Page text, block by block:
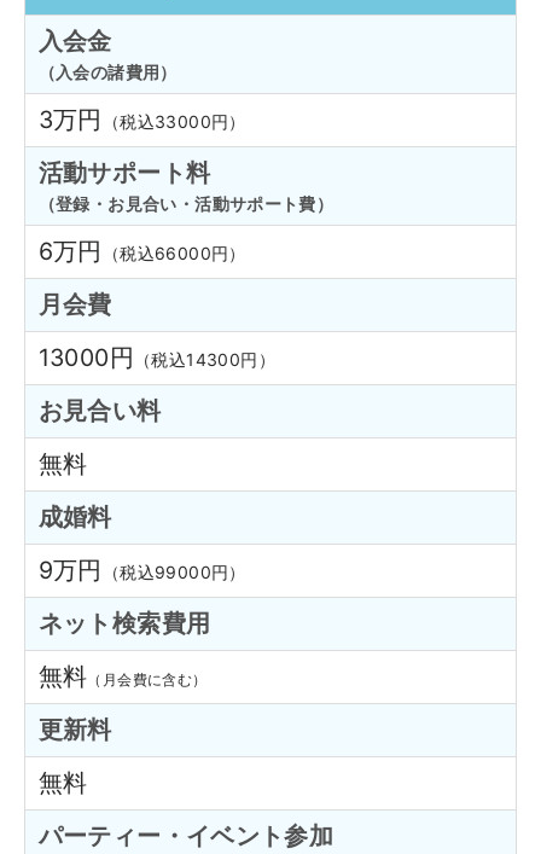
入会金
（入会の諸費用）
3万円 （税込33000円）
活動サポート料
（登録・お見合い・活動サポート費）
6万円 （税込66000円）
月会費
13000円
（税込14300円）
お見合い料
無料
成婚料
9万円
（税込99000円）
ネット検索費用
無料 （月会費に含む）
更新料
無料
パーティー・イベント参加